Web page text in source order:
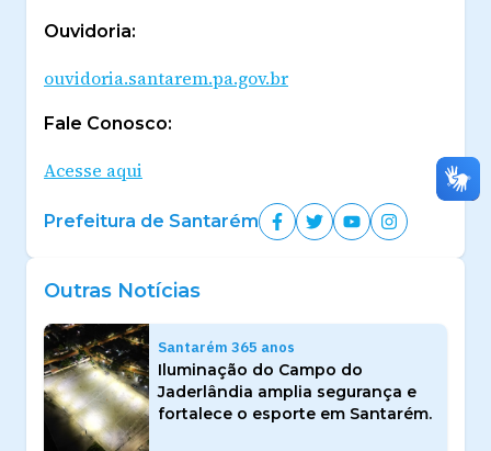
Ouvidoria:
ouvidoria.santarem.pa.gov.br
Fale Conosco:
Acesse aqui
Prefeitura de Santarém
Outras Notícias
Santarém 365 anos
Iluminação do Campo do
Jaderlândia amplia segurança e
fortalece o esporte em Santarém.